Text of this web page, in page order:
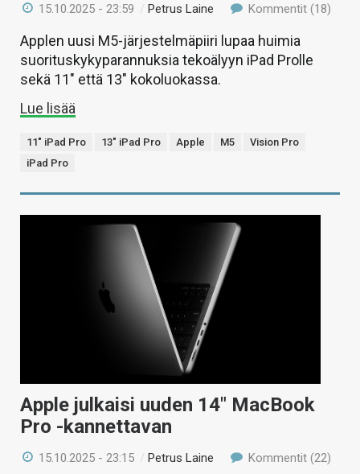
15.10.2025 - 23:59 /Petrus Laine Kommentit (18)
Applen uusi M5-järjestelmäpiiri lupaa huimia
suorituskykyparannuksia tekoälyyn iPad Prolle
sekä 11″ että 13″ kokoluokassa.
Lue lisää
11" iPad Pro 13" iPad Pro Apple M5
Vision Pro
iPad Pro
Apple julkaisi uuden 14″ MacBook
Pro -kannettavan
15.10.2025 - 23:15 /Petrus Laine Kommentit (22)